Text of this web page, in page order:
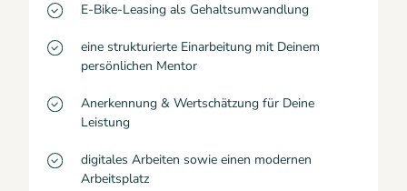
E-Bike-Leasing als Gehaltsumwandlung
eine strukturierte Einarbeitung mit Deinem
persönlichen Mentor
Anerkennung & Wertschätzung für Deine
Leistung
digitales Arbeiten sowie einen modernen
Arbeitsplatz